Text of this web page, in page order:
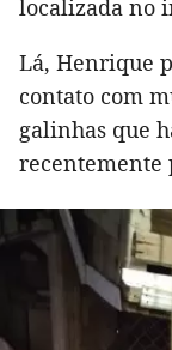
localizada no
Lá, Henrique
contato com
galinhas que
recentemente